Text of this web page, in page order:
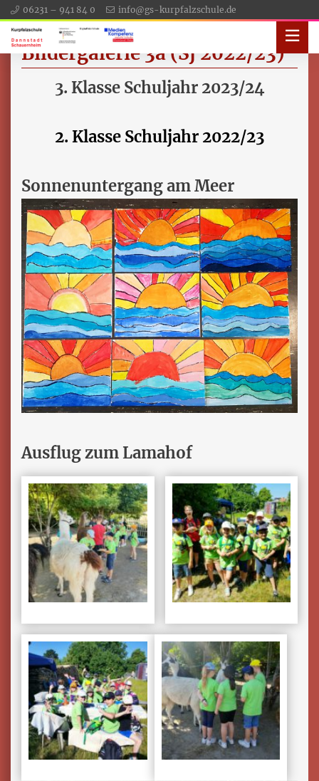
06231 – 941 84 0 info@gs-kurpfalzschule.de
Bildergalerie 3a (Sj 2022/23)
3. Klasse Schuljahr 2023/24
2. Klasse Schuljahr 2022/23
Sonnenuntergang am Meer
Ausflug zum Lamahof